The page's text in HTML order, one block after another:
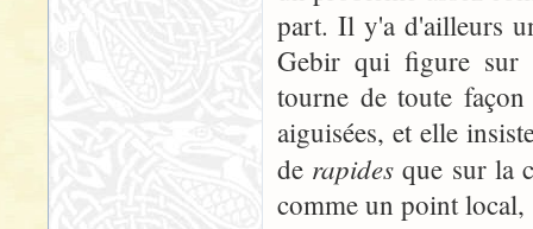
part. Il y'a d'ailleurs
Gebir qui figure sur
tourne de toute
aiguisées, et elle
de rapides que sur la
comme un point local,